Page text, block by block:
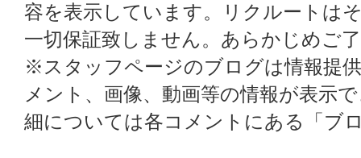
容を表示しています。リクルートは
一切保証致しません。あらかじめご
※スタッフページのブログは情報提
メント、画像、動画等の情報が表示
細については各コメントにある「ブ